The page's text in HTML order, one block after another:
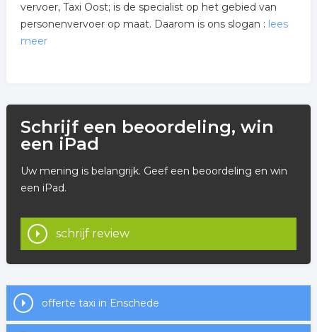
vervoer, Taxi Oost; is de specialist op het gebied van
personenvervoer op maat. Daarom is ons slogan : lees
meer
Om u zo snel en veilig mogelijk op plaats van
bestemming te vervoeren beschikken wij over een
moderne wagenpark, professionele -en vakbekwame
dus uitstekend. Eén telefoontje naar onze centrale is
voldoende om verzekerd te zijn van een comfortabele
Wij zijn 7 dagen per week, 24 uur per dag bereikbaar. Of
het nu is voor een ritje naar de kapper, café of
verlenen ook een uitstekende service.
Schrijf een beoordeling, win
een iPad
Uw mening is belangrijk. Geef een beoordeling en win
een iPad.
schrijf review
offerte taxi in Enschede